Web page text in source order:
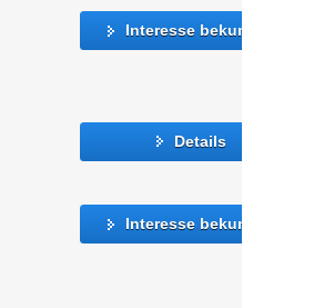
Interesse bekunden
Details
Interesse bekunden